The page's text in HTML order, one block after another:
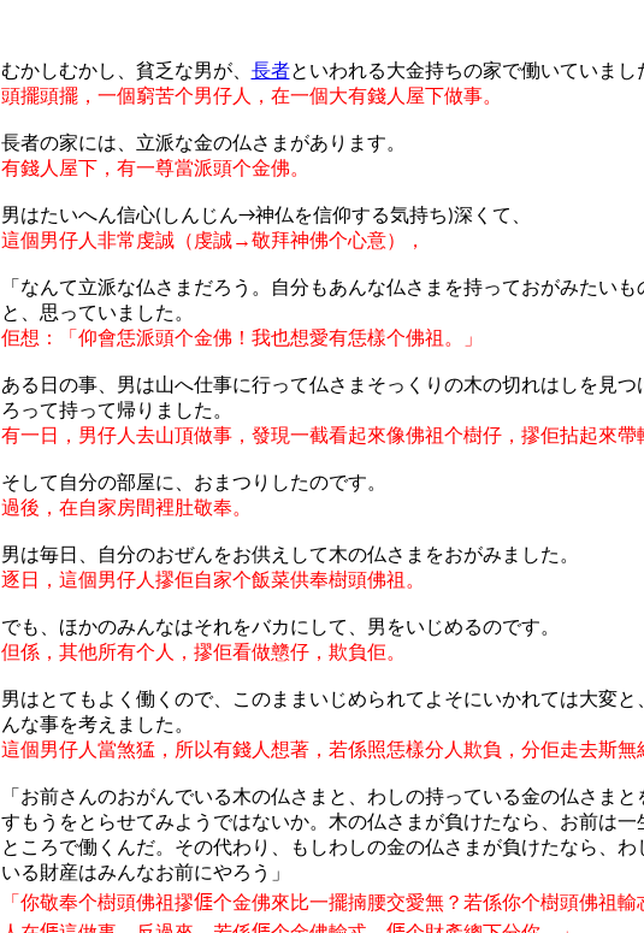
むかしむかし、貧乏な男が、 長者といわれる大金持ちの家で働いていまし
頭擺頭擺，一個窮苦个男仔人，在一個大有錢人屋下做事。
長者の家には、立派な金の仏さまがあります。
有錢人屋下，有一尊當派頭个金佛。
男はたいへん信心( しんじん→神仏を信仰する気持ち)深くて、
這個男仔人非常虔誠（虔誠→敬拜神佛个心意），
「なんて立派な仏さまだろう。自分もあんな仏さまを持っておがみたいも
と、思っていました。
佢想：「仰會恁派頭个金佛！我也想愛有恁樣个佛祖。」
ある日の事、男は山へ仕事に行って仏さまそっくりの木の切れはしを見つ
ろって持って帰りました。
有一日，男仔人去山頂做事，發現一截看起來像佛祖个樹仔，摎佢拈起來帶
そして自分の部屋に、おまつりしたのです。
過後，在自家房間裡肚敬奉。
男は毎日、自分のおぜんをお供えして木の仏さまをおがみました。
逐日，這個男仔人摎佢自家个飯菜供奉樹頭佛祖。
でも、ほかのみんなはそれをバカにして、男をいじめるのです。
但係，其他所有个人，摎佢看做戆仔，欺負佢。
男はとてもよく働くので、このままいじめられてよそにいかれては大変と
んな事を考えました。
這個男仔人當煞猛，所以有錢人想著，若係照恁樣分人欺負，分佢走去斯無
「お前さんのおがんでいる木の仏さまと、わしの持っている金の仏さまと
すもうをとらせてみようではないか。木の仏さまが負けたなら、お前は一
ところで働くんだ。その代わり、もしわしの金の仏さまが負けたなら、わ
いる財産はみんなお前にやろう」
「你敬奉个樹頭佛祖摎𠊎个金佛來比一擺揇腰交愛無？若係你个樹頭佛祖輸